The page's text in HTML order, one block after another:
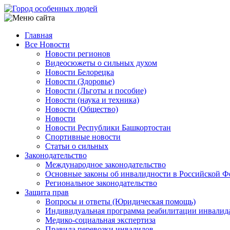
Перейти
к
содержанию
Main
navigation
Главная
Все Новости
Новости регионов
Видеосюжеты о сильных духом
Новости Белорецка
Новости (Здоровье)
Новости (Льготы и пособие)
Новости (наука и техника)
Новости (Общество)
Новости
Новости Республики Башкортостан
Спортивные новости
Статьи о сильных
Законодательство
Международное законодательство
Основные законы об инвалидности в Российской
Региональное законодательство
Защита прав
Вопросы и ответы (Юридическая помощь)
Индивидуальная программа реабилитации
Медико-социальная экспертиза